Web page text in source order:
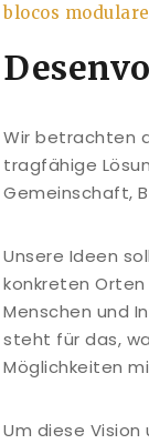
blocos
Wir betrachten
tragfähige
Gemeinschaft,
Unsere Ideen
konkreten
Menschen und
steht für das,
Möglichkeiten
Um diese